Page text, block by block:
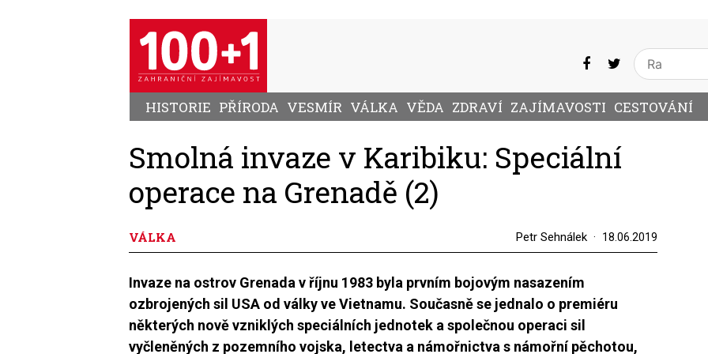
HISTORIE PŘÍRODA VESMÍR VÁLKA VĚDA ZDRAVÍ ZAJÍMAVOSTI CESTOVÁNÍ
Smolná invaze v Karibiku: Speciální
operace na Grenadě (2)
VÁLKA Petr Sehnálek 18.06.2019
Invaze na ostrov Grenada v říjnu 1983 byla prvním bojovým nasazením
ozbrojených sil USA od války ve Vietnamu. Současně se jednalo o premiéru
některých nově vzniklých speciálních jednotek a společnou operaci sil
vyčleněných z pozemního vojska, letectva a námořnictva s námořní pěchotou,